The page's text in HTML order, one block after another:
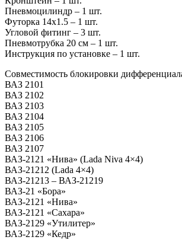
Пневмоцилиндр – 1 шт.
Футорка 14х1.5 – 1 шт.
Угловой фитинг – 3 шт.
Пневмотрубка 20 см – 1 шт.
Инструкция по установке – 1 шт.
Совместимость блокировки
ВАЗ 2101
ВАЗ 2102
ВАЗ 2103
ВАЗ 2104
ВАЗ 2105
ВАЗ 2106
ВАЗ 2107
ВАЗ-2121 «Нива» (Lada Niva 4×4)
ВАЗ-21212 (Lada 4×4)
ВАЗ-21213 – ВАЗ-21219
ВАЗ-21 «Бора»
ВАЗ-2121 «Нива»
ВАЗ-2121 «Сахара»
ВАЗ-2129 «Утилитер»
ВАЗ-2129 «Кедр»